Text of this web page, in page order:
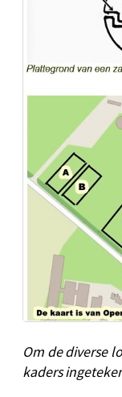
Om de diverse
kaders